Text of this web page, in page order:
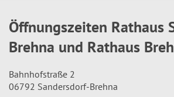
Öffnungszeiten Rathaus
Brehna und Rathaus
Bahnhofstraße 2
06792 Sandersdorf-Brehna